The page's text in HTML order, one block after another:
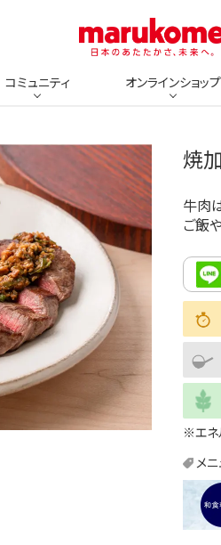
コミュニティ オンラインショップ
焼
牛肉
ご飯
※エネ
メ